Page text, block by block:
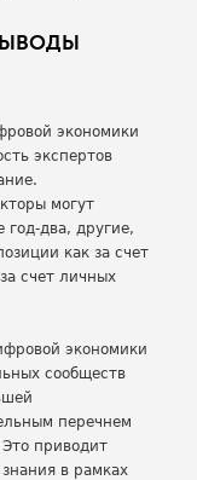
экономики
экспертов
могут
год-два, другие,
как за счет
счет личных
экономики
сообществ
перечнем
приводит
в рамках